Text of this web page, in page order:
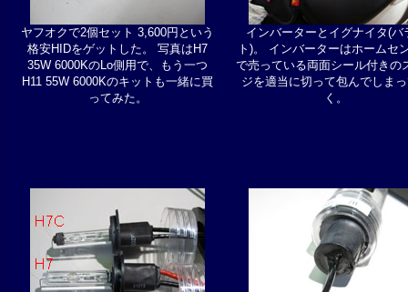
ヤフオクで2個セット 3,600円という
格安HIDをゲットした。 写真はH7
35W 6000KのLo側用で、もう一つ
H11 55W 6000Kのキットも一緒に買
ってみた。
インバーターとイグナイタ(バ
ト)。 インバーターはホームセ
で売っている両面シール付きの
ジを適当に切って包んでしま
く。